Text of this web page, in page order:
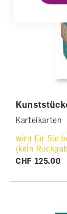
Karteikarten
wird für Sie
(kein
CHF 125.00